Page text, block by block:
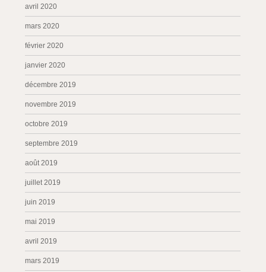
avril 2020
mars 2020
février 2020
janvier 2020
décembre 2019
novembre 2019
octobre 2019
septembre 2019
août 2019
juillet 2019
juin 2019
mai 2019
avril 2019
mars 2019